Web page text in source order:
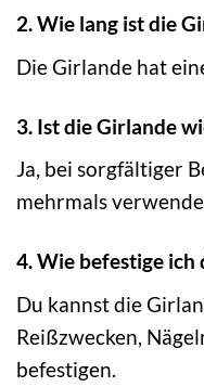
2. Wie lang ist die
Die Girlande hat
3. Ist die Girlande
Ja, bei sorgfältiger
mehrmals
4. Wie befestige ich
Du kannst die
Reißzwecken,
befestigen.